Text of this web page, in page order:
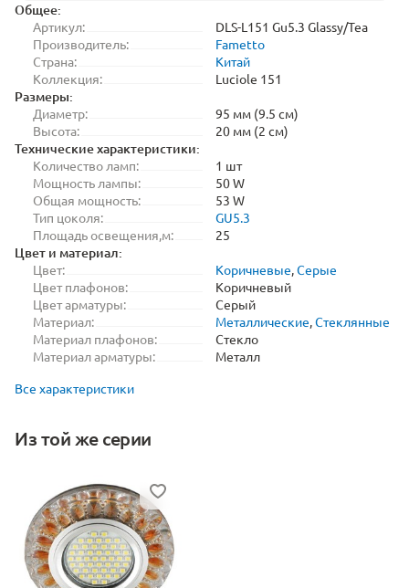
Общее:
Артикул:
DLS-L151 Gu5.3 Glassy/Tea
Производитель:
Fametto
Страна:
Китай
Коллекция:
Luciole 151
Размеры:
Диаметр:
95 мм (9.5 см)
Высота:
20 мм (2 см)
Технические характеристики:
Количество ламп:
1 шт
Мощность лампы:
50 W
Общая мощность:
53 W
Тип цоколя:
GU5.3
Площадь освещения,м:
25
Цвет и материал:
Цвет: Коричневые,Серые
Цвет плафонов:
Коричневый
Цвет арматуры:
Серый
Материал:
Металлические,Стеклянные
Материал плафонов:
Стекло
Материал арматуры:
Металл
Все характеристики
Из той же серии